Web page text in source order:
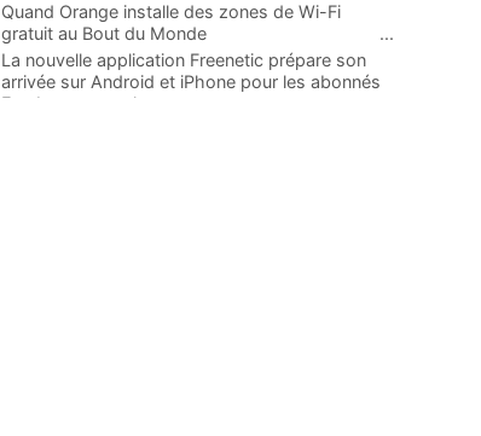
Quand Orange installe des zones de Wi-Fi
gratuit au Bout du Monde
...
La nouvelle application Freenetic prépare son
arrivée sur Android et iPhone pour les abonnés
Freebox, testez la